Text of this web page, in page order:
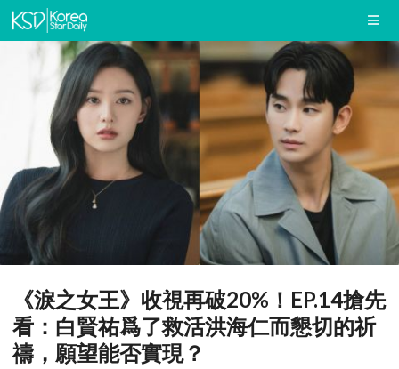
《淚之女王》收視再破20%！EP.14搶先
看：白賢祐爲了救活洪海仁而懇切的祈
禱，願望能否實現？